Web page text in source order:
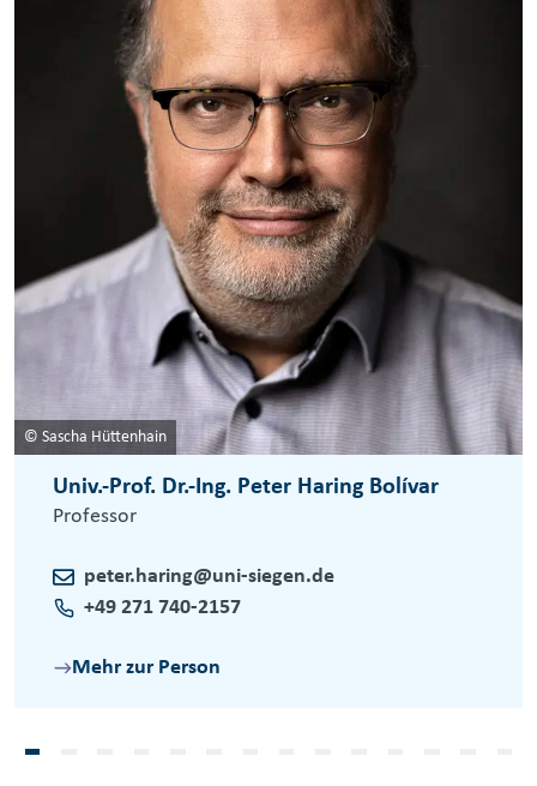
© Sascha Hüttenhain
Univ.-Prof. Dr.-Ing. Peter Haring Bolívar
Professor
peter.haring@uni-siegen.de
+49 271 740-2157
Mehr zur Person